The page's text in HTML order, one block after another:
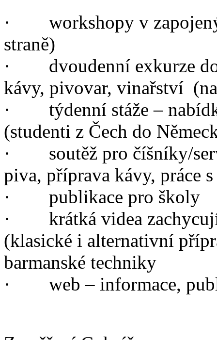
· workshopy v
straně)
· dvoudenní exkurze do
kávy, pivovar, vinařství
· týdenní stáže –
(studenti z Čech do
· soutěž pro číšníky/
piva, příprava kávy, práce
· publikace pro školy
· krátká videa
(klasické i alternativní
barmanské techniky
· web – informace,